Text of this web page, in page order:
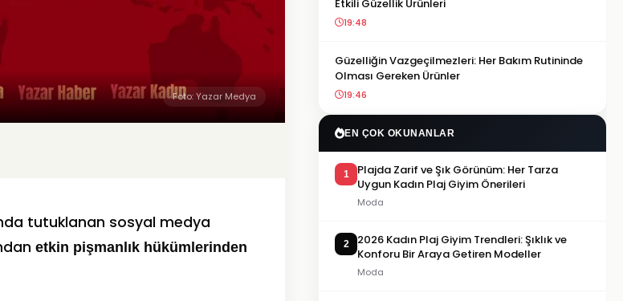
Foto: Yazar Medya
tutuklanan sosyal medya
etkin pişmanlık hükümlerinden
Etkili Güzellik Ürünleri
19:48
Güzelliğin Vazgeçilmezleri: Her Bakım Rutininde
Olması Gereken Ürünler
19:46
EN ÇOK OKUNANLAR
1
Plajda Zarif ve Şık Görünüm: Her Tarza
Uygun Kadın Plaj Giyim Önerileri
Moda
2
2026 Kadın Plaj Giyim Trendleri: Şıklık ve
Konforu Bir Araya Getiren Modeller
Moda